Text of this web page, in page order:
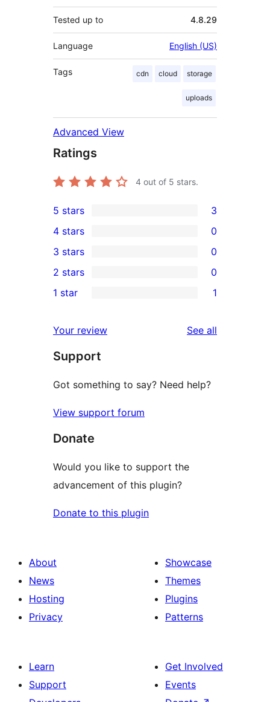
Tested up to 4.8.29
Language English (US)
Tags cdn cloud storage
uploads
Advanced View
Ratings
4 out of 5 stars.
3
5-
star
reviews
5 stars 3
4-
star
reviews
4 stars 0
0
3-
star
3 stars 0
2-
reviews
2 stars 0
star
review
1 star 1
Your review See all
Support
Got something to say? Need help?
View support forum
Donate
Would you like to support the
advancement of this plugin?
Donate to this plugin
About
News
Hosting
Privacy
Showcase
Themes
Plugins
Patterns
Learn
Support
Get Involved
Events